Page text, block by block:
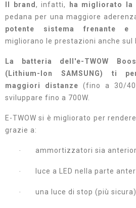
Il brand , infatti, ha migliorato la
pedana per una maggiore
potente sistema frenante e
migliorano le prestazioni anche sul
La batteria dell'e-TWOW
(Lithium-Ion SAMSUNG) ti
maggiori distanze (fino a 30/
sviluppare fino a 700W.
E-TWOW si è migliorato per rendere
grazie a:
· ammortizzatori sia
· luce a LED nella parte
· una luce di stop (più sicura)